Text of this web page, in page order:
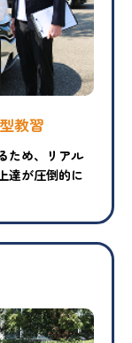
教習
ため、リアル
達が圧倒的に